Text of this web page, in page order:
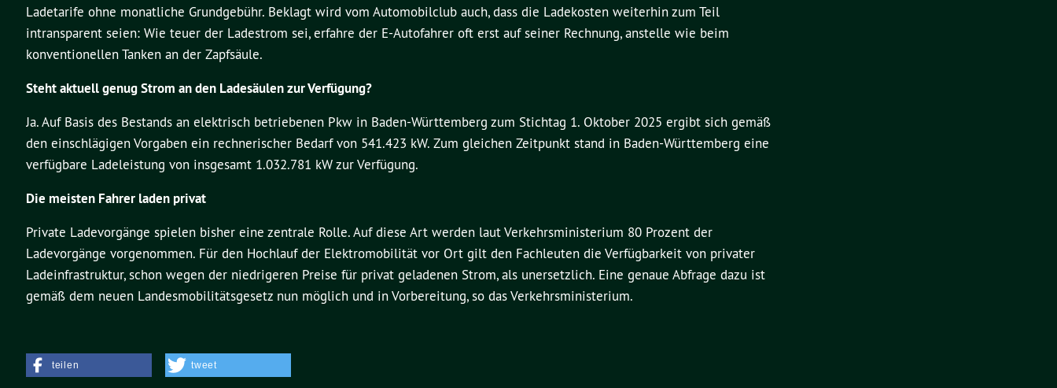
Ladetarife ohne monatliche Grundgebühr. Beklagt wird vom Automobilclub auch, dass die Ladekosten weiterhin zum Teil
intransparent seien: Wie teuer der Ladestrom sei, erfahre der E-Autofahrer oft erst auf seiner Rechnung, anstelle wie beim
konventionellen Tanken an der Zapfsäule.
Steht aktuell genug Strom an den Ladesäulen zur Verfügung?
Ja. Auf Basis des Bestands an elektrisch betriebenen Pkw in Baden-Württemberg zum Stichtag 1. Oktober 2025 ergibt sich gemäß
den einschlägigen Vorgaben ein rechnerischer Bedarf von 541.423 kW. Zum gleichen Zeitpunkt stand in Baden-Württemberg eine
verfügbare Ladeleistung von insgesamt 1.032.781 kW zur Verfügung.
Die meisten Fahrer laden privat
Private Ladevorgänge spielen bisher eine zentrale Rolle. Auf diese Art werden laut Verkehrsministerium 80 Prozent der
Ladevorgänge vorgenommen. Für den Hochlauf der Elektromobilität vor Ort gilt den Fachleuten die Verfügbarkeit von privater
Ladeinfrastruktur, schon wegen der niedrigeren Preise für privat geladenen Strom, als unersetzlich. Eine genaue Abfrage dazu ist
gemäß dem neuen Landesmobilitätsgesetz nun möglich und in Vorbereitung, so das Verkehrsministerium.
teilen tweet